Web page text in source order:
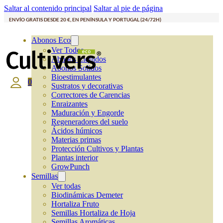
Saltar al contenido principal Saltar al pie de página
ENVÍO GRATIS DESDE 20 €, EN PENÍNSULA Y PORTUGAL (24/72H)
Abonos Eco
Ver Todos
Abonos Líquidos
Abonos Solidos
Bioestimulantes
Sustratos y decorativas
Correctores de Carencias
Enraizantes
Maduración y Engorde
Regeneradores del suelo
Ácidos húmicos
Materias primas
Protección Cultivos y Plantas
Plantas interior
GrowPunch
Semillas
Ver todas
Biodinámicas Demeter
Hortaliza Fruto
Semillas Hortaliza de Hoja
0